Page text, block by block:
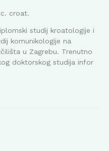
croat.
studij kroatologije i
komunikologije na
u Zagrebu. Trenutno
doktorskog studija infor